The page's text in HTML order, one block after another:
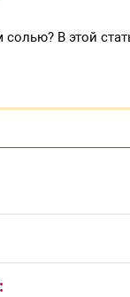
В этой